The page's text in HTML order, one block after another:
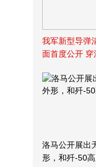
我军新型导弹
面首度公开 穿
洛马公开展出
形，和歼-50